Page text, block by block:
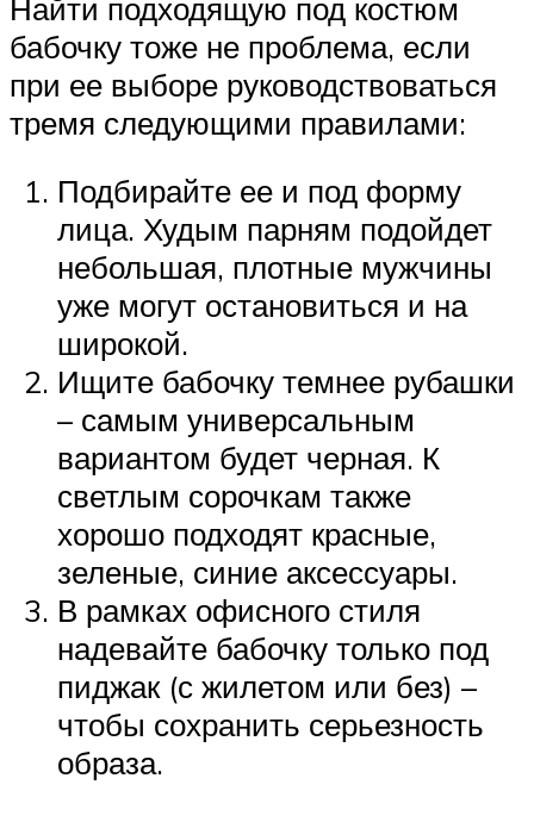
Найти подходящую под костюм
бабочку тоже не проблема, если
при ее выборе руководствоваться
тремя следующими правилами:
Подбирайте ее и под форму
лица. Худым парням подойдет
небольшая, плотные мужчины
уже могут остановиться и на
широкой.
Ищите бабочку темнее рубашки
– самым универсальным
вариантом будет черная. К
светлым сорочкам также
хорошо подходят красные,
зеленые, синие аксессуары.
В рамках офисного стиля
надевайте бабочку только под
пиджак (с жилетом или без) –
чтобы сохранить серьезность
образа.